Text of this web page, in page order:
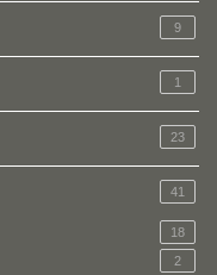
9
1
23
41
18
2